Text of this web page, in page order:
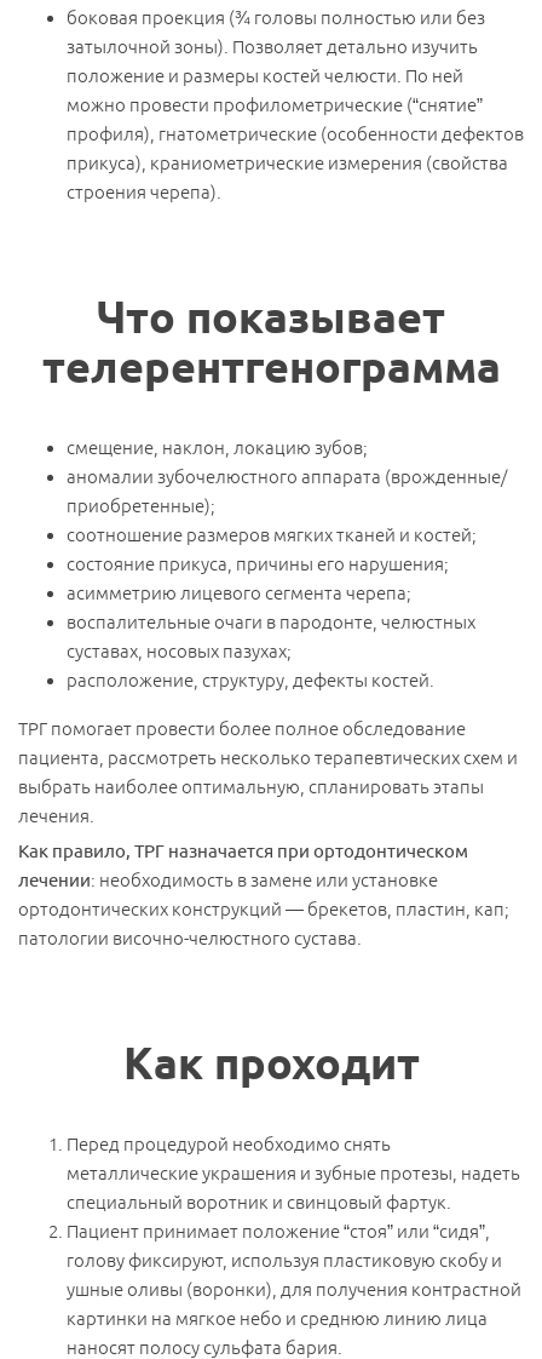
боковая проекция (¾ головы полностью или без
затылочной зоны). Позволяет детально изучить
положение и размеры костей челюсти. По ней
можно провести профилометрические (“снятие”
профиля), гнатометрические (особенности дефектов
прикуса), краниометрические измерения (свойства
строения черепа).
Что показывает
телерентгенограмма
смещение, наклон, локацию зубов;
аномалии зубочелюстного аппарата (врожденные/
приобретенные);
соотношение размеров мягких тканей и костей;
состояние прикуса, причины его нарушения;
асимметрию лицевого сегмента черепа;
воспалительные очаги в пародонте, челюстных
суставах, носовых пазухах;
расположение, структуру, дефекты костей.
ТРГ помогает провести более полное обследование
пациента, рассмотреть несколько терапевтических схем и
выбрать наиболее оптимальную, спланировать этапы
лечения.
Как правило, ТРГ назначается при ортодонтическом
лечении: необходимость в замене или установке
ортодонтических конструкций — брекетов, пластин, кап;
патологии височно-челюстного сустава.
Как проходит
Перед процедурой необходимо снять
металлические украшения и зубные протезы, надеть
специальный воротник и свинцовый фартук.
Пациент принимает положение “стоя” или “сидя”,
голову фиксируют, используя пластиковую скобу и
ушные оливы (воронки), для получения контрастной
картинки на мягкое небо и среднюю линию лица
наносят полосу сульфата бария.